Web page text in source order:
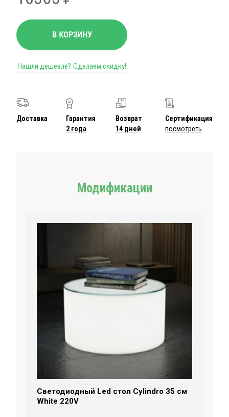
В КОРЗИНУ
Нашли дешевле? Сделаем скидку!
Доставка
Гарантия
2 года
Возврат
14 дней
Сертификация
посмотреть
Модификации
Светодиодный Led стол Cylindro 35 см
White 220V